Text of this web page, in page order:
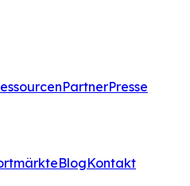
PartnerPresse
BlogKontakt